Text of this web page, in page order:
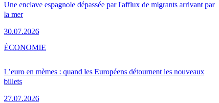
Une enclave espagnole dépassée par l'afflux de migrants arrivant par
la mer
30.07.2026
L’euro en mèmes : quand les Européens détournent les nouveaux
billets
27.07.2026
ÉCONOMIE